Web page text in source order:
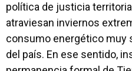
política de justicia
atraviesan inviernos
consumo energético muy
del país. En ese sentido,